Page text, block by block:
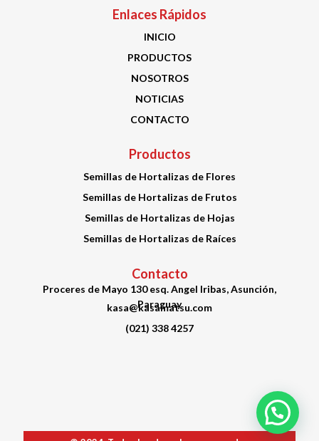
Productos
Semillas de Hortalizas de Flores
Semillas de Hortalizas de Frutos
Semillas de Hortalizas de Hojas
Semillas de Hortalizas de Raíces
Enlaces Rápidos
INICIO
PRODUCTOS
NOSOTROS
NOTICIAS
CONTACTO
Contacto
Proceres de Mayo 130 esq. Angel Iribas, Asunción,
Paraguay
kasa@kasamatsu.com
(021) 338 4257